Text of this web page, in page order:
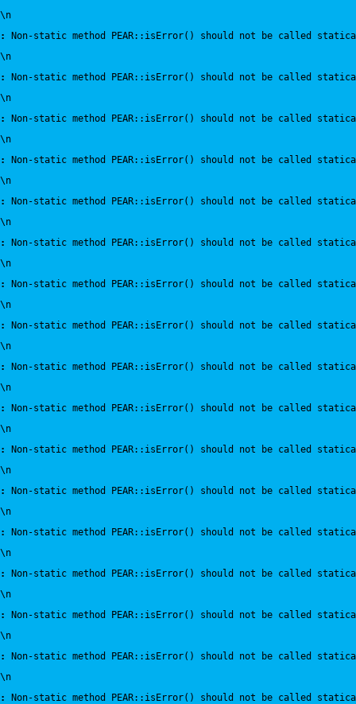
\n
:
Non-static method PEAR::isError() should not be called
\n
:
Non-static method PEAR::isError() should not be called
\n
:
Non-static method PEAR::isError() should not be called
\n
:
Non-static method PEAR::isError() should not be called
\n
:
Non-static method PEAR::isError() should not be called
\n
:
Non-static method PEAR::isError() should not be called
\n
:
Non-static method PEAR::isError() should not be called
\n
:
Non-static method PEAR::isError() should not be called
\n
:
Non-static method PEAR::isError() should not be called
\n
:
Non-static method PEAR::isError() should not be called
\n
:
Non-static method PEAR::isError() should not be called
\n
:
Non-static method PEAR::isError() should not be called
\n
:
Non-static method PEAR::isError() should not be called
\n
:
Non-static method PEAR::isError() should not be called
\n
:
Non-static method PEAR::isError() should not be called
\n
:
Non-static method PEAR::isError() should not be called
\n
:
Non-static method PEAR::isError() should not be called